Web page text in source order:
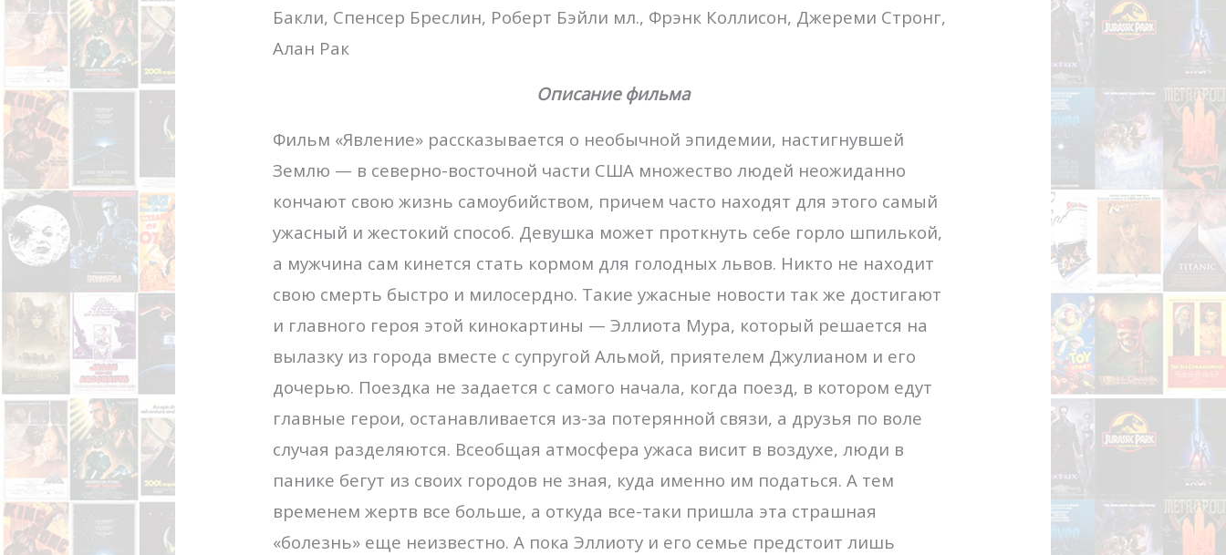
Бакли, Спенсер Бреслин, Роберт Бэйли мл., Фрэнк Коллисон, Джереми Стронг,
Алан Рак
Описание фильма
Фильм «Явление» рассказывается о необычной эпидемии, настигнувшей
Землю — в северно-восточной части США множество людей неожиданно
кончают свою жизнь самоубийством, причем часто находят для этого самый
ужасный и жестокий способ. Девушка может проткнуть себе горло шпилькой,
а мужчина сам кинется стать кормом для голодных львов. Никто не находит
свою смерть быстро и милосердно. Такие ужасные новости так же достигают
и главного героя этой кинокартины — Эллиота Мура, который решается на
вылазку из города вместе с супругой Альмой, приятелем Джулианом и его
дочерью. Поездка не задается с самого начала, когда поезд, в котором едут
главные герои, останавливается из-за потерянной связи, а друзья по воле
случая разделяются. Всеобщая атмосфера ужаса висит в воздухе, люди в
панике бегут из своих городов не зная, куда именно им податься. А тем
временем жертв все больше, а откуда все-таки пришла эта страшная
«болезнь» еще неизвестно. А пока Эллиоту и его семье предстоит лишь